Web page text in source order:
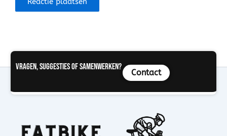
Vragen, suggesties of samenwerken?
Contact